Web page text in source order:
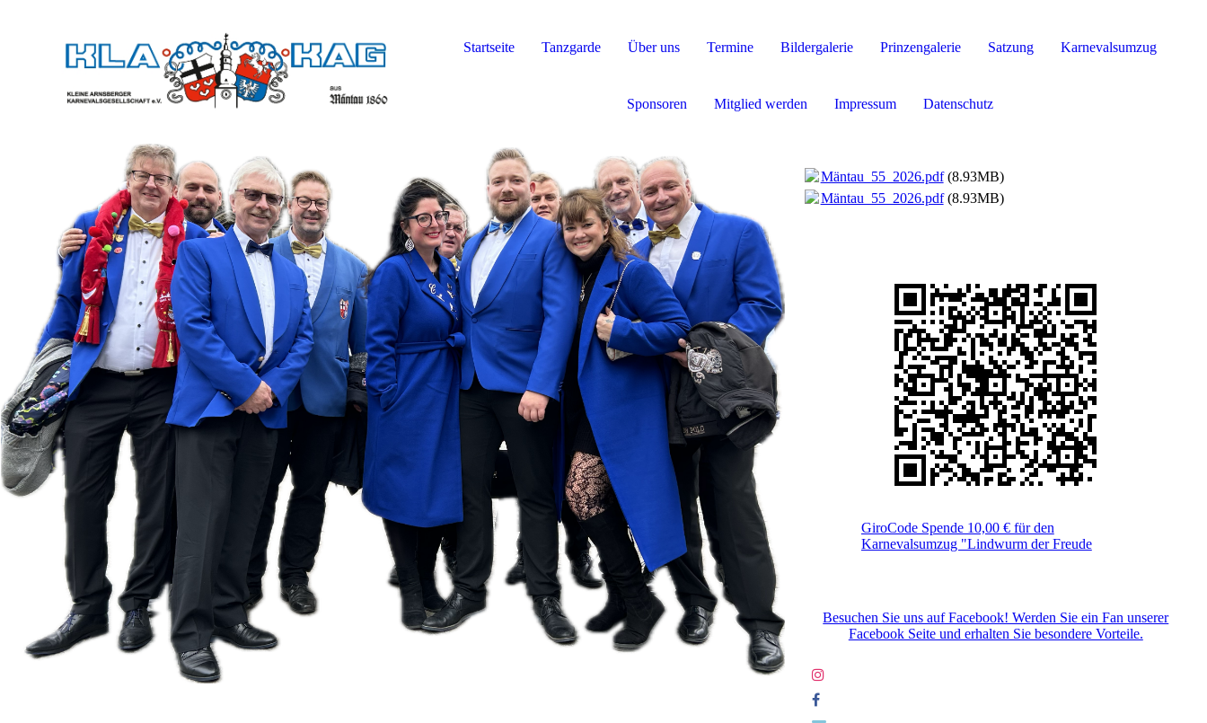
Startseite Tanzgarde Über uns Termine Bildergalerie Prinzengalerie Satzung Karnevalsumzug
Sponsoren Mitglied werden Impressum Datenschutz
Mäntau_55_2026.pdf(8.93MB)
Mäntau_55_2026.pdf(8.93MB)
GiroCode Spende 10,00 € für den
Karnevalsumzug "Lindwurm der Freude
Besuchen Sie uns auf Facebook! Werden Sie ein Fan unserer
Facebook Seite und erhalten Sie besondere Vorteile.